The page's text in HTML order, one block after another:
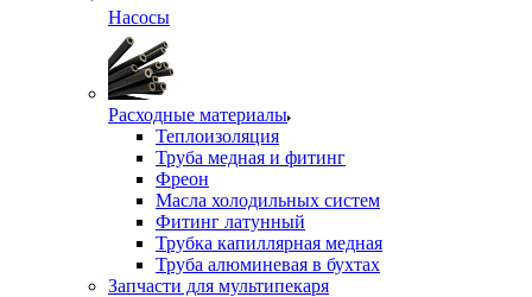
Насосы
Расходные материалы
Теплоизоляция
Труба медная и фитинг
Фреон
Масла холодильных систем
Фитинг латунный
Трубка капиллярная медная
Труба алюминевая в бухтах
Запчасти для мультипекаря